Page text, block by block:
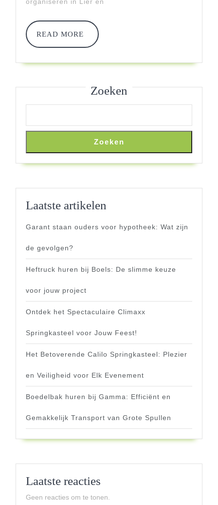
READ MORE
READ
MORE
Zoeken
Zoeken
Laatste artikelen
Garant staan ouders voor hypotheek: Wat zijn
de gevolgen?
Heftruck huren bij Boels: De slimme keuze
voor jouw project
Ontdek het Spectaculaire Climaxx
Springkasteel voor Jouw Feest!
Het Betoverende Calilo Springkasteel: Plezier
en Veiligheid voor Elk Evenement
Boedelbak huren bij Gamma: Efficiënt en
Gemakkelijk Transport van Grote Spullen
Laatste reacties
Geen reacties om te tonen.